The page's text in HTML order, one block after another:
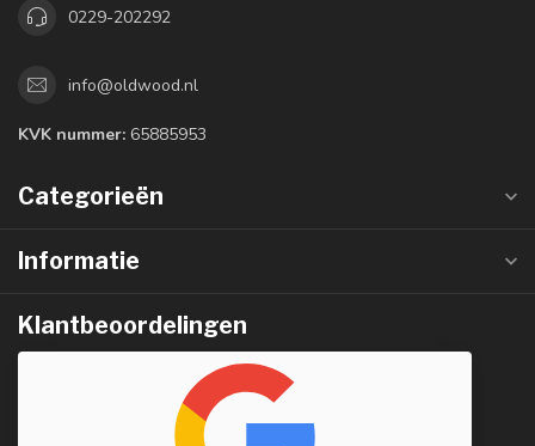
0229-202292
info@oldwood.nl
KVK nummer: 65885953
Categorieën
Informatie
Klantbeoordelingen